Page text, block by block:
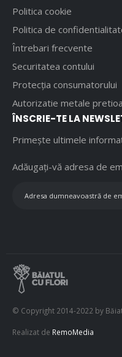
Politica cookie
Politica de
Întrebari frecvente
Securitatea contului
Protecția consumatorului
Autorizatie metale
ÎNSCRIE-TE LA
Primește ultimele
Adăugați-vă adresa de
© Copyright 2014-2022 by
Realizat de RemoMedia